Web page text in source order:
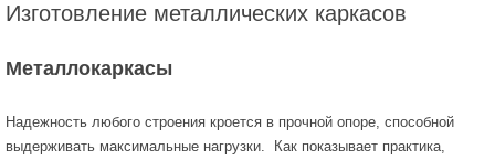
Изготовление металлических каркасов
Металлокаркасы
Надежность любого строения кроется в прочной опоре, способной
выдерживать максимальные нагрузки. Как показывает практика,